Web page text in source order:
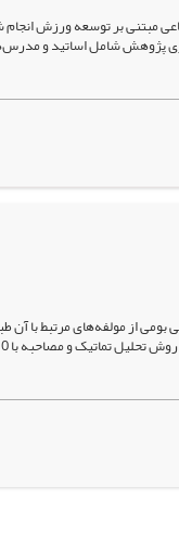
مبتنی بر توسعه ورزش
شامل اساتید و
از مولفه‌های مرتبط با آن